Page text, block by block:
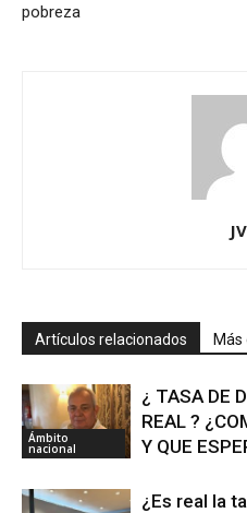
pobreza
Artículos relacionados Más
Ámbito
nacional
¿ TASA DE
REAL ?
Y QUE
¿Es real la